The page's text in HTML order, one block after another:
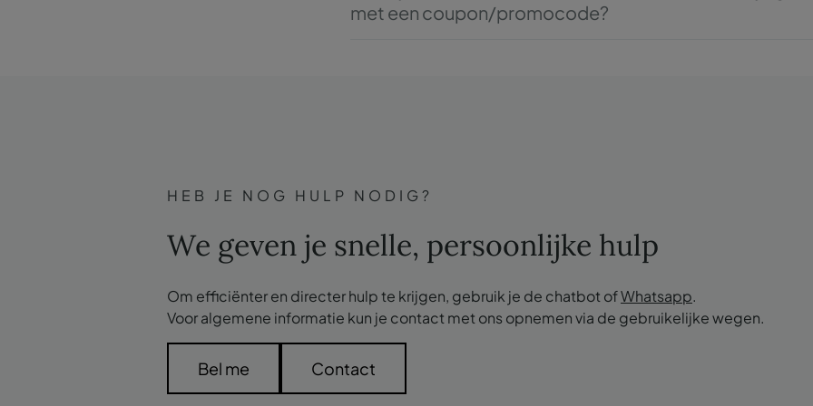
met een coupon/promocode?
coupon/promocode niet langer geldig voor de uiteindelijke
HEB JE NOG HULP NODIG?
We geven je snelle, persoonlijke hulp
Om efficiënter en directer hulp te krijgen, gebruik je de chatbot ofWhatsapp.
Voor algemene informatie kun je contact met ons opnemen via de gebruikelijke wegen.
Bel me Contact